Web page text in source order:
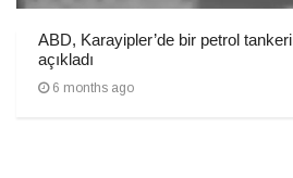
ABD, Karayipler’de bir petrol
açıkladı
6 months ago